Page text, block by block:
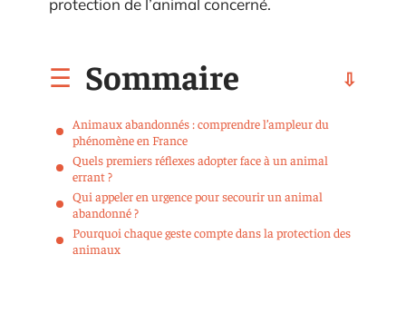
protection de l’animal concerné.
Sommaire
Animaux abandonnés : comprendre l’ampleur du
phénomène en France
Quels premiers réflexes adopter face à un animal
errant ?
Qui appeler en urgence pour secourir un animal
abandonné ?
Pourquoi chaque geste compte dans la protection des
animaux